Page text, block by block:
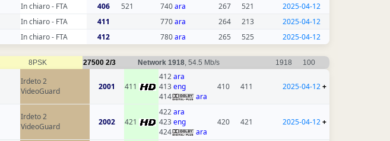
In chiaro - FTA 406 521 740ara 267 521
2025-04-12
In chiaro - FTA 411 770ara 264 213
2025-04-12
In chiaro - FTA 412 780ara 265 525 2025-04-12
8PSK 27500 2/3 Network 1918 , 54.5 Mb/s 1918 100
Irdeto 2
VideoGuard
2001 411
412ara
413eng
414
ara
410 411 2025-04-12+
Irdeto 2
VideoGuard
2002 421
422ara
423eng
424
ara
420 421 2025-04-12+